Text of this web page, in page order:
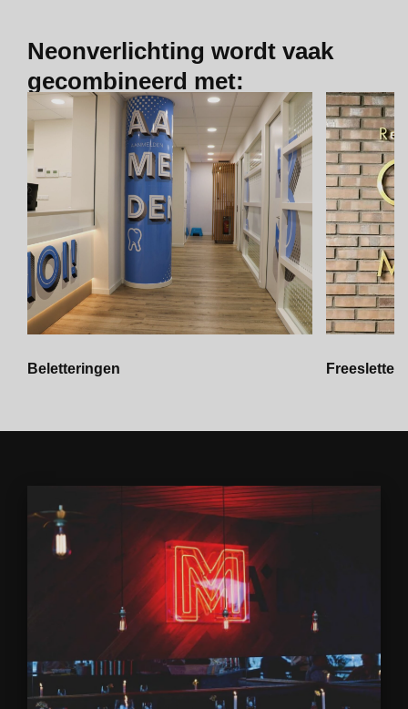
Neonverlichting wordt vaak
gecombineerd met:
Beletteringen Freesletters